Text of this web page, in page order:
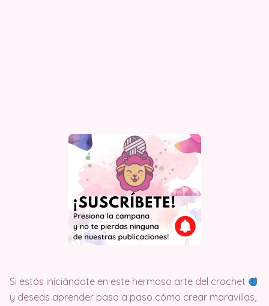
Si estás iniciándote en este hermoso arte del crochet
y deseas aprender paso a paso cómo crear maravillas,